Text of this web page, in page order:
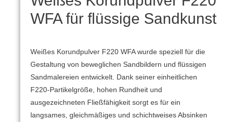
WFA für flüssige Sandkunst
Weißes Korundpulver F220 WFA wurde speziell für die
Gestaltung von beweglichen Sandbildern und flüssigen
Sandmalereien entwickelt. Dank seiner einheitlichen
F220-Partikelgröße, hohen Rundheit und
ausgezeichneten Fließfähigkeit sorgt es für ein
langsames, gleichmäßiges und schichtweises Absinken